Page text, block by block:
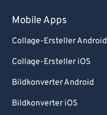
Mobile Apps
Collage-Ersteller Android
Collage-Ersteller iOS
Bildkonverter Android
Bildkonverter iOS